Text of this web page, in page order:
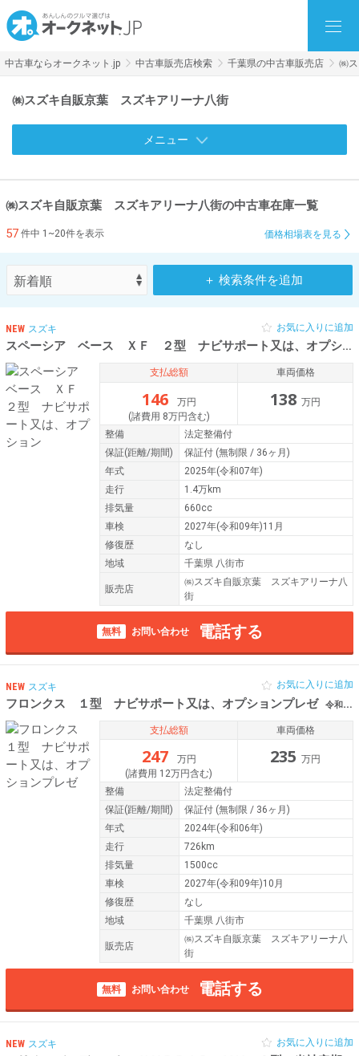
中古車ならオークネット.jp 中古車販売店検索 千葉県の中古車販売店 ㈱
㈱スズキ自販京葉 スズキアリーナ八街
メニュー
㈱スズキ自販京葉 スズキアリーナ八街の中古車在庫一覧
57 件中 1~20件を表示 価格相場表を見る
＋ 検索条件を追加
NEW スズキ
スペーシア ベース ＸＦ ２型 ナビサポート又は、オプション
お気に入りに追加
支払総額
146
万円
(諸費用 8万円含む)
車両価格
138 万円
整備
法定整備付
保証(距離/期間) 保証付 (無制限 / 36ヶ月)
年式
2025年(令和07年)
走行
1.4万km
排気量
660cc
車検
2027年(令和09年)11月
修復歴
なし
地域
千葉県 八街市
販売店
㈱スズキ自販京葉 スズキアリーナ八
街
無料 お問い合わせ 電話する
NEW スズキ
フロンクス １型 ナビサポート又は、オプションプレゼ 令和06年（2024年） 726km 千葉県八街市
お気に入りに追加
支払総額
247
万円
(諸費用 12万円含む)
車両価格
235 万円
整備
法定整備付
保証(距離/期間) 保証付 (無制限 / 36ヶ月)
年式
2024年(令和06年)
走行
726km
排気量
1500cc
車検
2027年(令和09年)10月
修復歴
なし
地域
千葉県 八街市
販売店
㈱スズキ自販京葉 スズキアリーナ八
街
無料 お問い合わせ 電話する
NEW スズキ お気に入りに追加